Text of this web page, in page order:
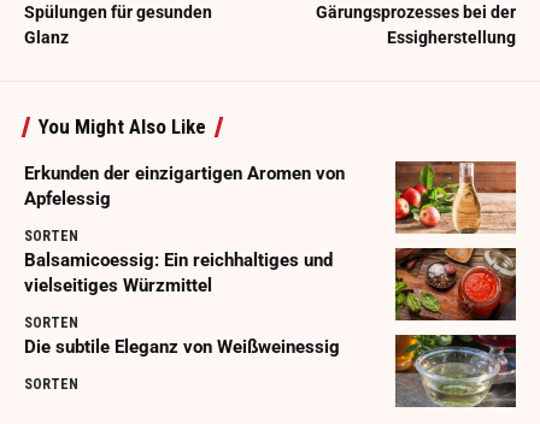
Spülungen für gesunden
Glanz
Gärungsprozesses bei der
Essigherstellung
You Might Also Like
Erkunden der einzigartigen Aromen von
Apfelessig
SORTEN
Balsamicoessig: Ein reichhaltiges und
vielseitiges Würzmittel
SORTEN
Die subtile Eleganz von Weißweinessig
SORTEN